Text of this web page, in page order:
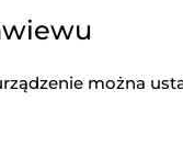
można